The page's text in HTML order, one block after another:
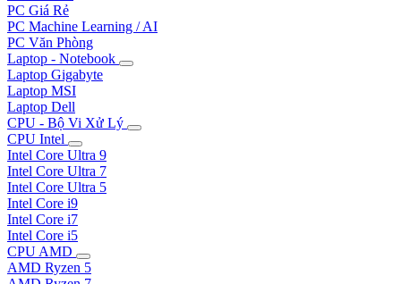
PC Giá Rẻ
PC Machine Learning / AI
PC Văn Phòng
Laptop - Notebook
Laptop Gigabyte
Laptop MSI
Laptop Dell
CPU - Bộ Vi Xử Lý
CPU Intel
Intel Core Ultra 9
Intel Core Ultra 7
Intel Core Ultra 5
Intel Core i9
Intel Core i7
Intel Core i5
CPU AMD
AMD Ryzen 5